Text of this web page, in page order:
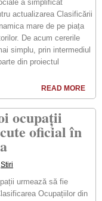
a simplificat
actualizarea Clasificării
mare de pe piața
De acum cererile
simplu, prin intermediul
din proiectul
READ MORE
ocupații
oficial în
Stiri
urmează să fie
Ocupațiilor din